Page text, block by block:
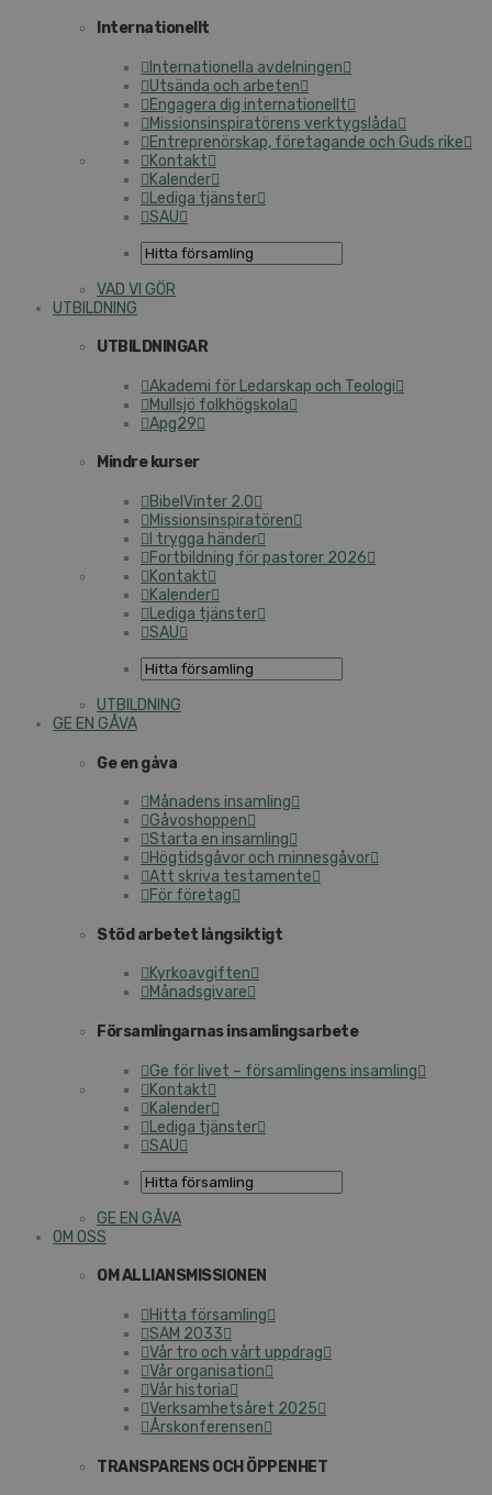
Internationellt
Internationella avdelningen
Utsända och arbeten
Engagera dig internationellt
Missionsinspiratörens verktygslåda
Entreprenörskap, företagande och Guds rike
Kontakt
Kalender
Lediga tjänster
SAU
VAD VI GÖR
UTBILDNING
UTBILDNINGAR
Akademi för Ledarskap och Teologi
Mullsjö folkhögskola
Apg29
Mindre kurser
BibelVinter 2.0
Missionsinspiratören
I trygga händer
Fortbildning för pastorer 2026
Kontakt
Kalender
Lediga tjänster
SAU
UTBILDNING
GE EN GÅVA
Ge en gåva
Månadens insamling
Gåvoshoppen
Starta en insamling
Högtidsgåvor och minnesgåvor
Att skriva testamente
För företag
Stöd arbetet långsiktigt
Kyrkoavgiften
Månadsgivare
Församlingarnas insamlingsarbete
Ge för livet – församlingens insamling
Kontakt
Kalender
Lediga tjänster
SAU
GE EN GÅVA
OM OSS
OM ALLIANSMISSIONEN
Hitta församling
SAM 2033
Vår tro och vårt uppdrag
Vår organisation
Vår historia
Verksamhetsåret 2025
Årskonferensen
TRANSPARENS OCH ÖPPENHET